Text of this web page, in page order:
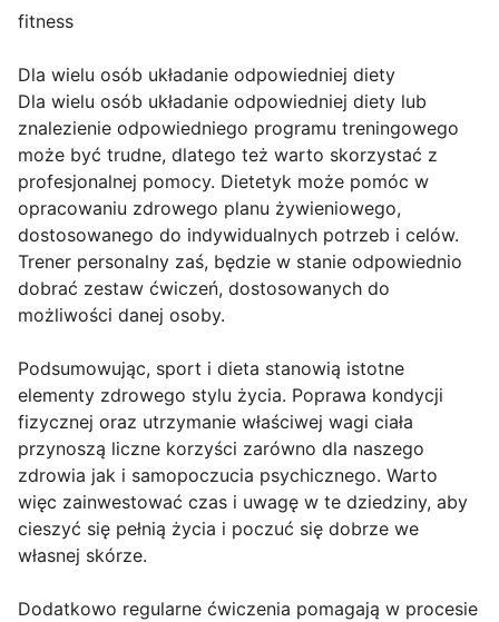
fitness
Dla wielu osób układanie odpowiedniej diety
Dla wielu osób układanie odpowiedniej diety lub
znalezienie odpowiedniego programu treningowego
może być trudne, dlatego też warto skorzystać z
profesjonalnej pomocy. Dietetyk może pomóc w
opracowaniu zdrowego planu żywieniowego,
dostosowanego do indywidualnych potrzeb i celów.
Trener personalny zaś, będzie w stanie odpowiednio
dobrać zestaw ćwiczeń, dostosowanych do
możliwości danej osoby.
Podsumowując, sport i dieta stanowią istotne
elementy zdrowego stylu życia. Poprawa kondycji
fizycznej oraz utrzymanie właściwej wagi ciała
przynoszą liczne korzyści zarówno dla naszego
zdrowia jak i samopoczucia psychicznego. Warto
więc zainwestować czas i uwagę w te dziedziny, aby
cieszyć się pełnią życia i poczuć się dobrze we
własnej skórze.
Dodatkowo regularne ćwiczenia pomagają w procesie